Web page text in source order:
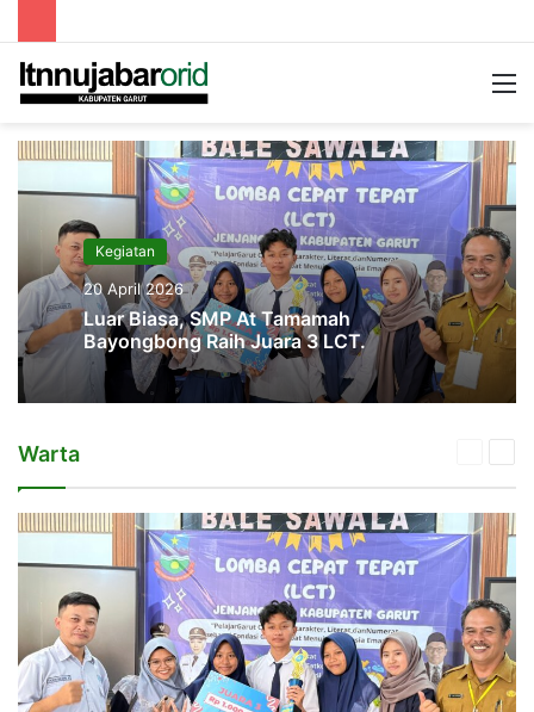
Kegiatan
20 April 2026
Luar Biasa, SMP At Tamamah
Bayongbong Raih Juara 3 LCT.
Warta